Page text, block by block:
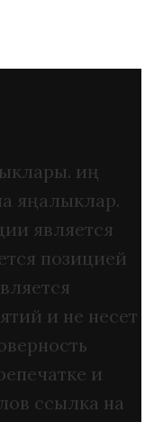
иң
яңалыклар.
является
позицией
и не несет
и
ссылка на